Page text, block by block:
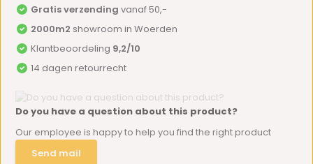
Gratis verzending vanaf 50,-
2000m2 showroom in Woerden
Klantbeoordeling 9,2/10
14 dagen retourrecht
Do you have a question about this product?
Our employee is happy to help you find the right product
Send mail